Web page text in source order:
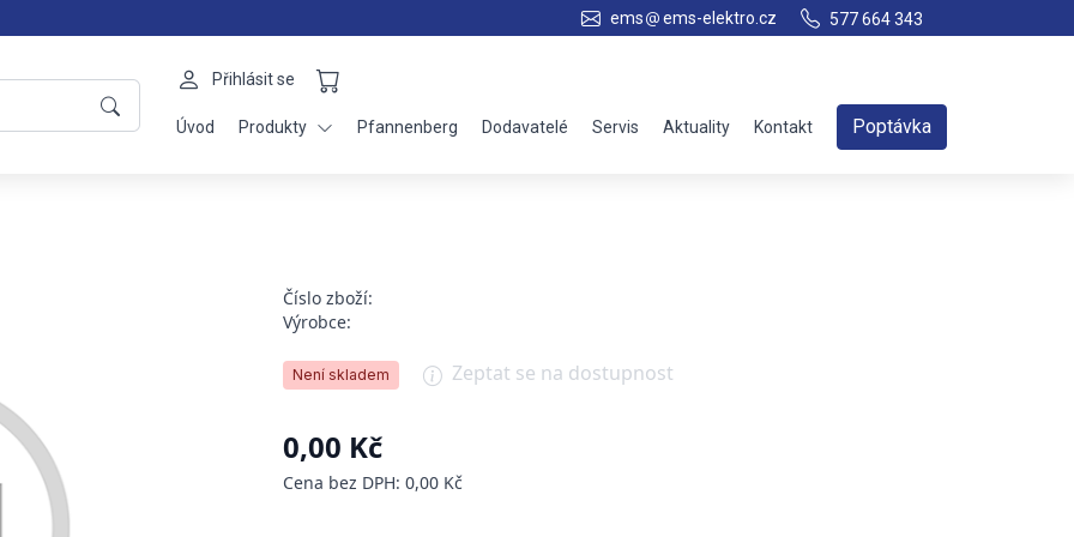
ems ems-elektro.cz 577 664 343
Přihlásit se
Úvod Produkty Pfannenberg Dodavatelé Servis Aktuality Kontakt Poptávka
Číslo zboží:
Výrobce:
Není skladem Zeptat se na dostupnost
0,00 Kč
Cena bez DPH: 0,00 Kč